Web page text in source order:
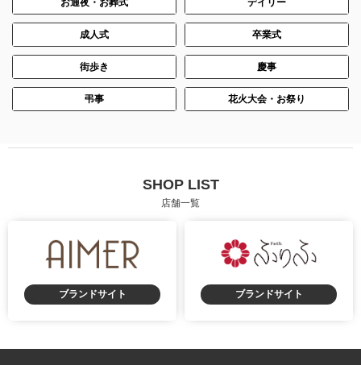
成人式 卒業式
街歩き 慶事
弔事 花火大会・お祭り
SHOP LIST
店舗一覧
ブランドサイト ブランドサイト